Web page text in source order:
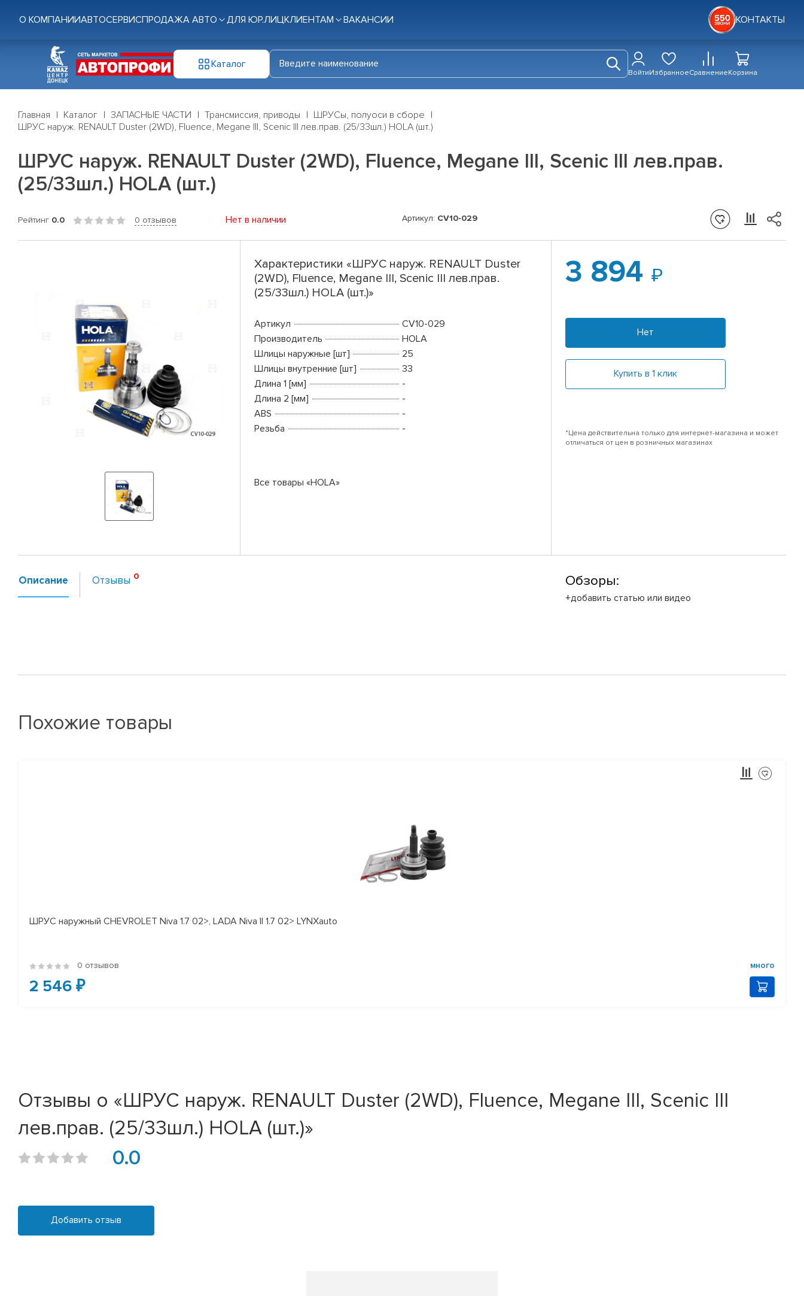
О КОМПАНИИАВТОСЕРВИСПРОДАЖА АВТО ДЛЯ ЮР.ЛИЦКЛИЕНТАМ ВАКАНСИИ КОНТАКТЫ
Каталог
ВойтиИзбранноеСравнениеКорзина
Главная Каталог ЗАПАСНЫЕ ЧАСТИ Трансмиссия, приводы
ШРУСы, полуоси в сборе
ШРУС наруж. RENAULT Duster (2WD), Fluence, Megane III, Scenic III лев.прав. (25/33шл.) HOLA (шт.)
ШРУС наруж. RENAULT Duster (2WD), Fluence, Megane III, Scenic III лев.прав.
(25/33шл.) HOLA (шт.)
Рейтинг 0.0 0 отзывов Нет в наличии Артикул: CV10-029
Характеристики «ШРУС наруж. RENAULT Duster
(2WD), Fluence, Megane III, Scenic III лев.прав.
(25/33шл.) HOLA (шт.)»
Артикул
CV10-029
Производитель
HOLA
Шлицы наружные [шт]
25
Шлицы внутренние [шт]
33
Длина 1 [мм]
-
Длина 2 [мм]
-
ABS
-
Резьба
-
Все товары «HOLA»
3 894
Нет
Купить в 1 клик
*Цена действительна только для интернет-магазина и может
отличаться от цен в розничных магазинах
Описание Отзывы Обзоры:
+добавить статью или видео
Похожие товары
ШРУС наружный CHEVROLET Niva 1.7 02>, LADA Niva II 1.7 02> LYNXauto
0 отзывов много
2 546 ₽
Отзывы о «ШРУС наруж. RENAULT Duster (2WD), Fluence, Megane III, Scenic III
лев.прав. (25/33шл.) HOLA (шт.)»
0.0
Добавить отзыв